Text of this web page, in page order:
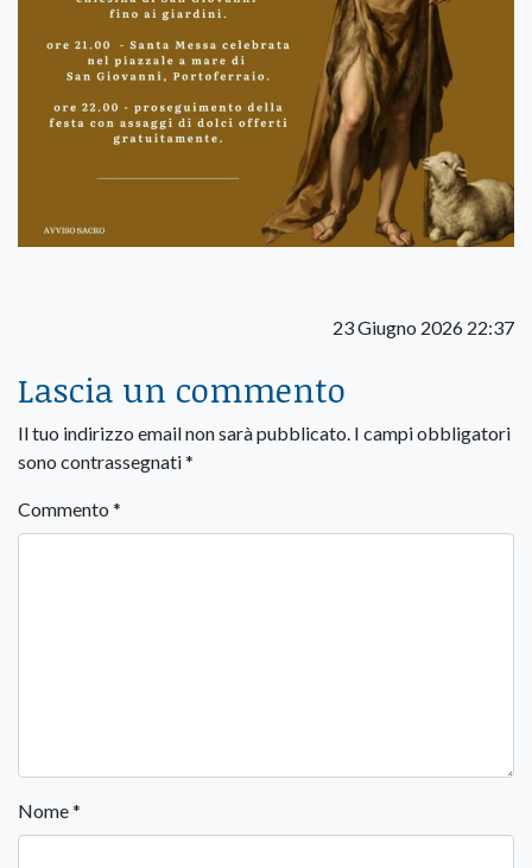
23 Giugno 2026 22:37
Lascia un commento
Il tuo indirizzo email non sarà pubblicato. I campi obbligatori
sono contrassegnati*
Commento *
Nome*